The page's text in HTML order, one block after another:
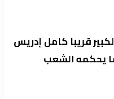
قريبا كامل إدريس
يحكمه الشعب